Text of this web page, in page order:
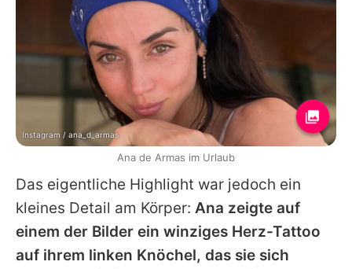
Das eigentliche Highlight war jedoch ein
kleines Detail am Körper: Ana zeigte auf
einem der Bilder ein winziges Herz-Tattoo
auf ihrem linken Knöchel, das sie sich
Instagram / ana_d_armas
Ana de Armas im Urlaub